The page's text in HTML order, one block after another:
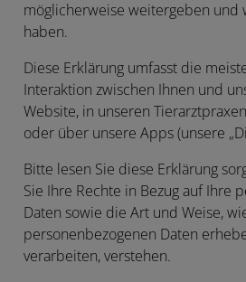
möglicherweise weitergeben und
haben.
Diese Erklärung umfasst die
Interaktion zwischen Ihnen und
Website, in unseren
oder über unsere Apps (unsere „
Bitte lesen Sie diese Erklärung
Sie Ihre Rechte in Bezug auf Ihre
Daten sowie die Art und Weise,
personenbezogenen Daten
verarbeiten, verstehen.